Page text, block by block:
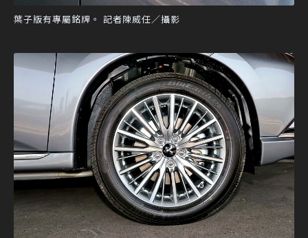
葉子版有專屬銘牌。 記者陳威任／攝影